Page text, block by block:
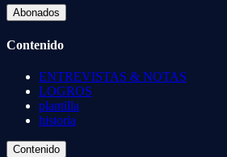
Abonados
Contenido
ENTREVISTAS & NOTAS
LOGROS
plantilla
historia
Contenido